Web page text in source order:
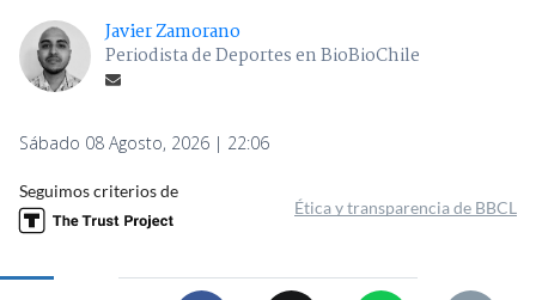
Javier Zamorano
Periodista de Deportes en BioBioChile
Sábado 08 Agosto, 2026 | 22:06
Seguimos criterios de
Ética y transparencia de BBCL